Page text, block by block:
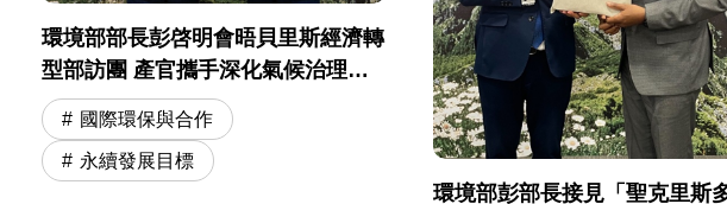
環境部部長彭啓明會晤貝里斯經濟轉
型部訪團 產官攜手深化氣候治理與
綠色轉型合作
國際環保與合作
永續發展目標
環境部彭部長接見「聖克里斯